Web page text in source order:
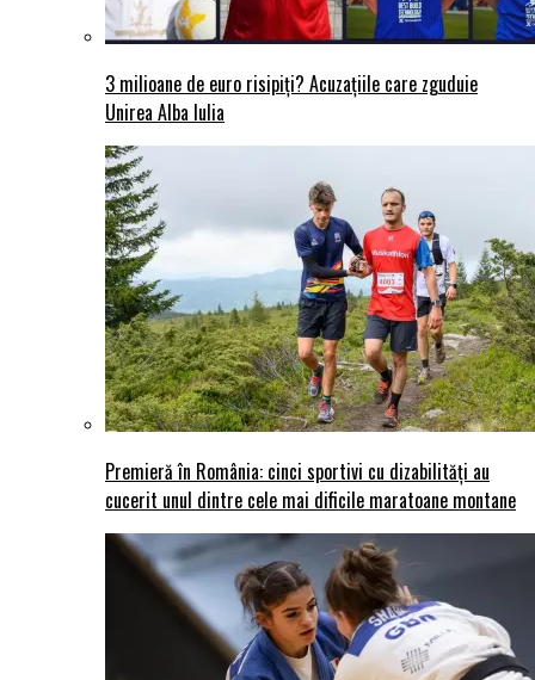
3 milioane de euro risipiți? Acuzațiile care zguduie
Unirea Alba Iulia
Premieră în România: cinci sportivi cu dizabilități au
cucerit unul dintre cele mai dificile maratoane montane